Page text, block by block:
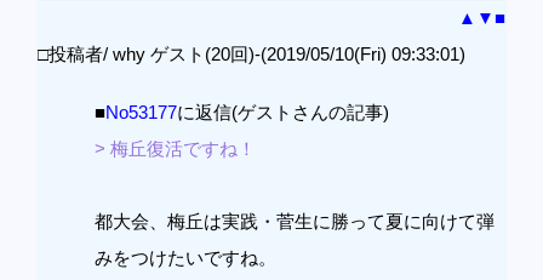
▲ ▼■
□投稿者/ why ゲスト(20回)-(2019/05/10(Fri) 09:33:01)
■No53177に返信(ゲストさんの記事)
> 梅丘復活ですね！
都大会、梅丘は実践・菅生に勝って夏に向けて弾
みをつけたいですね。